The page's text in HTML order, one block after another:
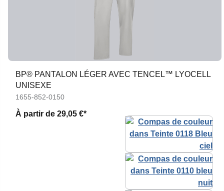
BP® PANTALON LÉGER AVEC TENCEL™ LYOCELL
UNISEXE
1655-852-0150
À partir de 29,05 €*